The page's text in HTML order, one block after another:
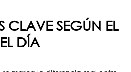
CLAVE SEGÚN EL
DÍA